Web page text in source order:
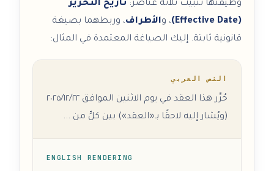
وظيفتها تثبيت ثلاثة عناصر: تاريخ التحرير
(Effective Date)
، والأطراف، وربطهما بصيغة
قانونية ثابتة. إليك الصياغة المعتمدة في المثال:
النص العربي
حُرِّر هذا العقد في يوم الاثنين الموافق ٢٠٢٥/١٢/٢٢
(ويُشار إليه لاحقًا بـ«العقد») بين كلٍّ من ...
ENGLISH RENDERING